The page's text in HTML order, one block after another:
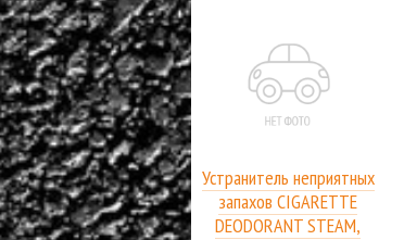
Устранитель неприятных
запахов CIGARETTE
DEODORANT STEAM,